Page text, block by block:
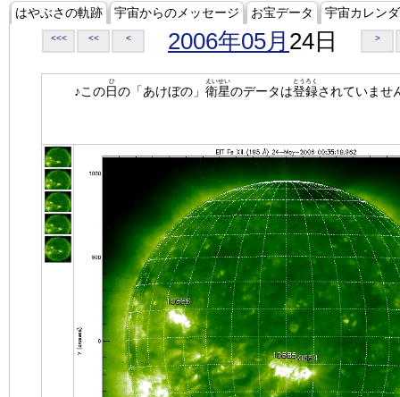
はやぶさの軌跡 宇宙からのメッセージ お宝データ 宇宙カレン
<<< << < 2006年05月 24日 >
♪この日
ひ
の「あけぼの」 衛星
えいせい
のデータは登録
とうろく
されていませ